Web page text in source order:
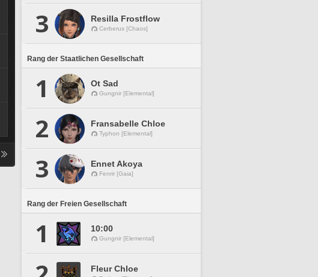
3 Resilla Frostflow
Cerberus [Chaos]
Rang der Staatlichen Gesellschaft
1 Ot Sad
Gungnir [Elemental]
2 Fransabelle Chloe
Typhon [Elemental]
3 Ennet Akoya
Fenrir [Gaia]
Rang der Freien Gesellschaft
1 10:00
Gungnir [Elemental]
Fleur Chloe